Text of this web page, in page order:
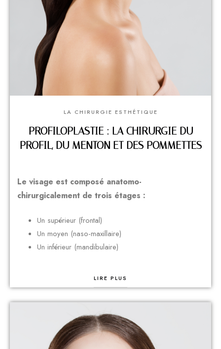
LA CHIRURGIE ESTHÉTIQUE
PROFILOPLASTIE : LA CHIRURGIE DU
PROFIL, DU MENTON ET DES POMMETTES
Le visage est composé anatomo-
chirurgicalement de trois étages :
Un supérieur (frontal)
Un moyen (naso-maxillaire)
Un inférieur (mandibulaire)
LIRE PLUS